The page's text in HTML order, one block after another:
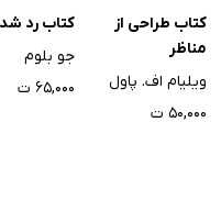
کتاب طراحی از
مناظر
ویلیام اف. پاول
۵۰,۰۰۰ ت
کتاب رد
جو بلوم
۶۵,۰۰۰ ت